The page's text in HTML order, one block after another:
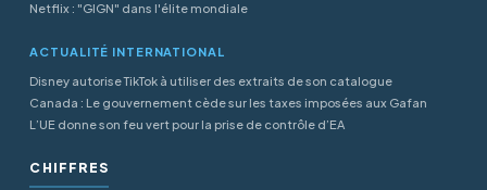
Netflix : "GIGN" dans l'élite mondiale
ACTUALITÉ INTERNATIONAL
Disney autorise TikTok à utiliser des extraits de son catalogue
Canada : Le gouvernement cède sur les taxes imposées aux Gafan
L’UE donne son feu vert pour la prise de contrôle d’EA
CHIFFRES